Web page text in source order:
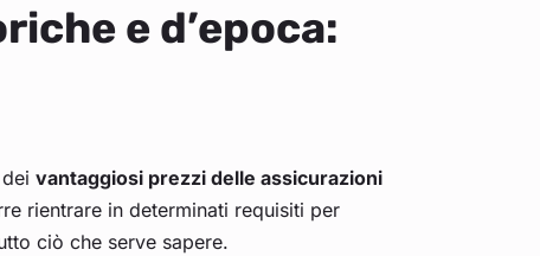
e d’epoca:
vantaggiosi prezzi delle assicurazioni
rientrare in determinati requisiti per
ciò che serve sapere.